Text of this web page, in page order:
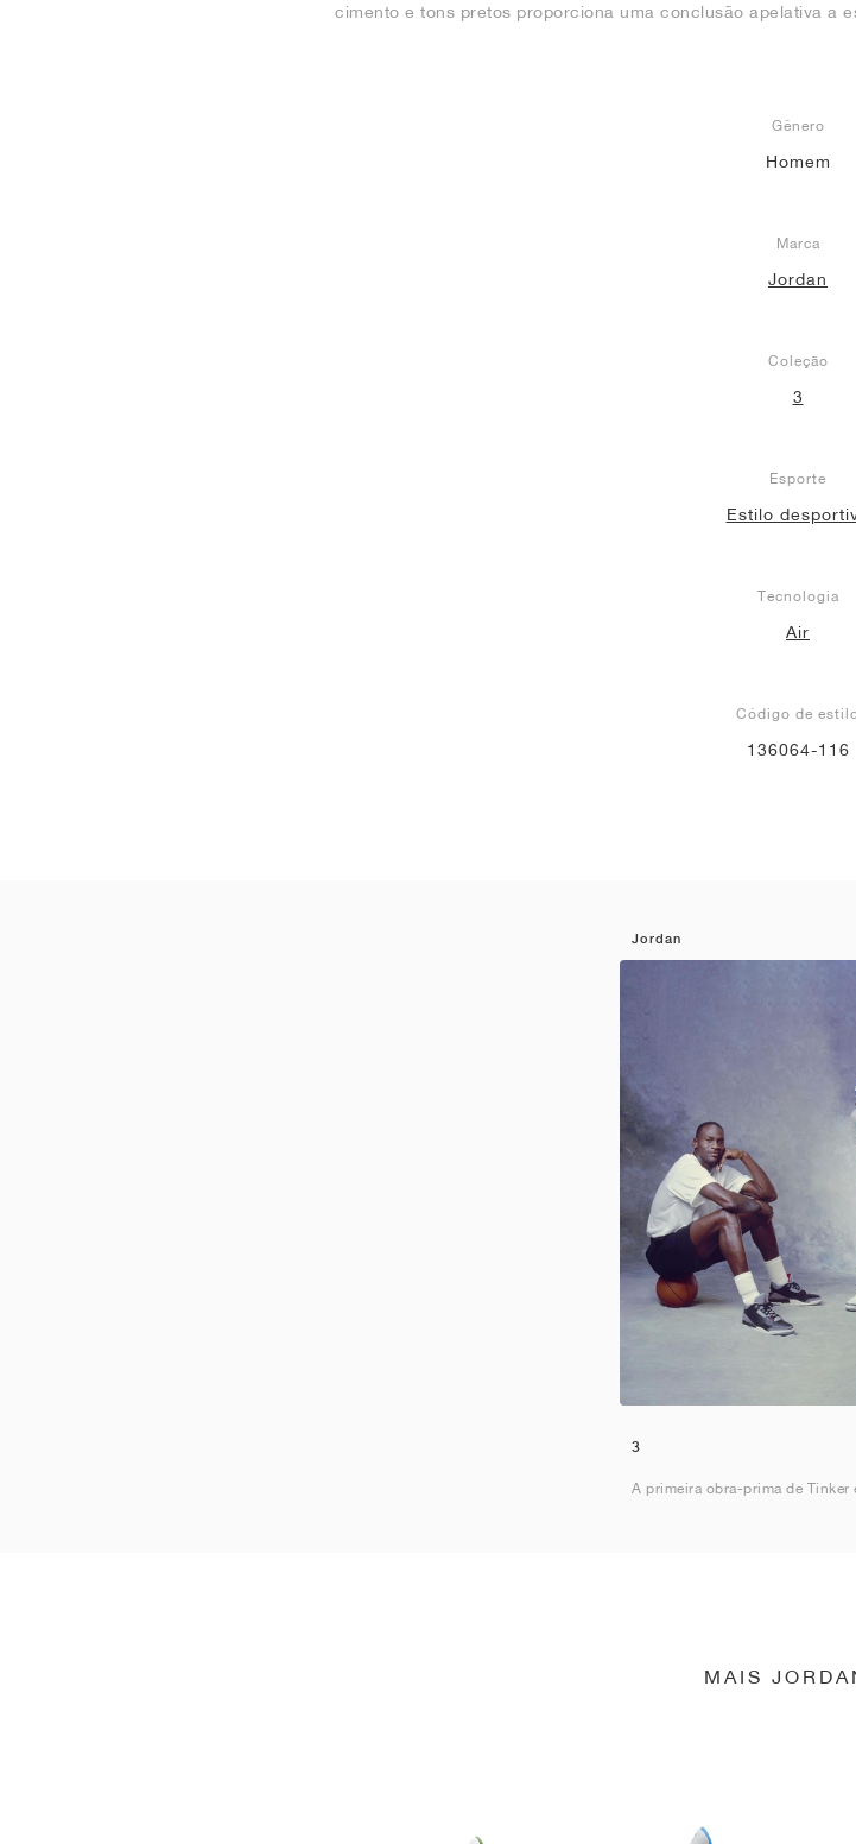
cimento e tons pretos proporciona uma conclusão apelativa a
Gênero
Homem
Marca
Jordan
Coleção
3
Esporte
Estilo
Tecnologia
Air
Código de
136064-116
Jordan
3
A primeira obra-prima de Tinker
MAIS